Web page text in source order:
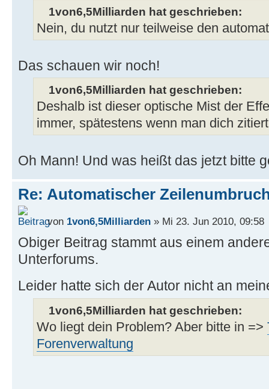
1von6,5Milliarden hat geschrieben:
Nein, du nutzt nur teilweise den
Das schauen wir noch!
1von6,5Milliarden hat geschrieben:
Deshalb ist dieser optische Mist der
immer, spätestens wenn man dich
Oh Mann! Und was heißt das jetzt bitte
Re: Automatischer
von 1von6,5Milliarden » Mi 23. Jun 2010, 09:58
Obiger Beitrag stammt aus einem
Unterforums.
Leider hatte sich der Autor nicht an
1von6,5Milliarden hat geschrieben:
Wo liegt dein Problem? Aber bitte in =>
Forenverwaltung